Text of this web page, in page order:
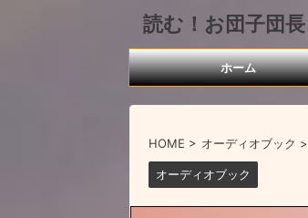
読む！お団子団長
ホーム
HOME > オーディオブック >
オーディオブック